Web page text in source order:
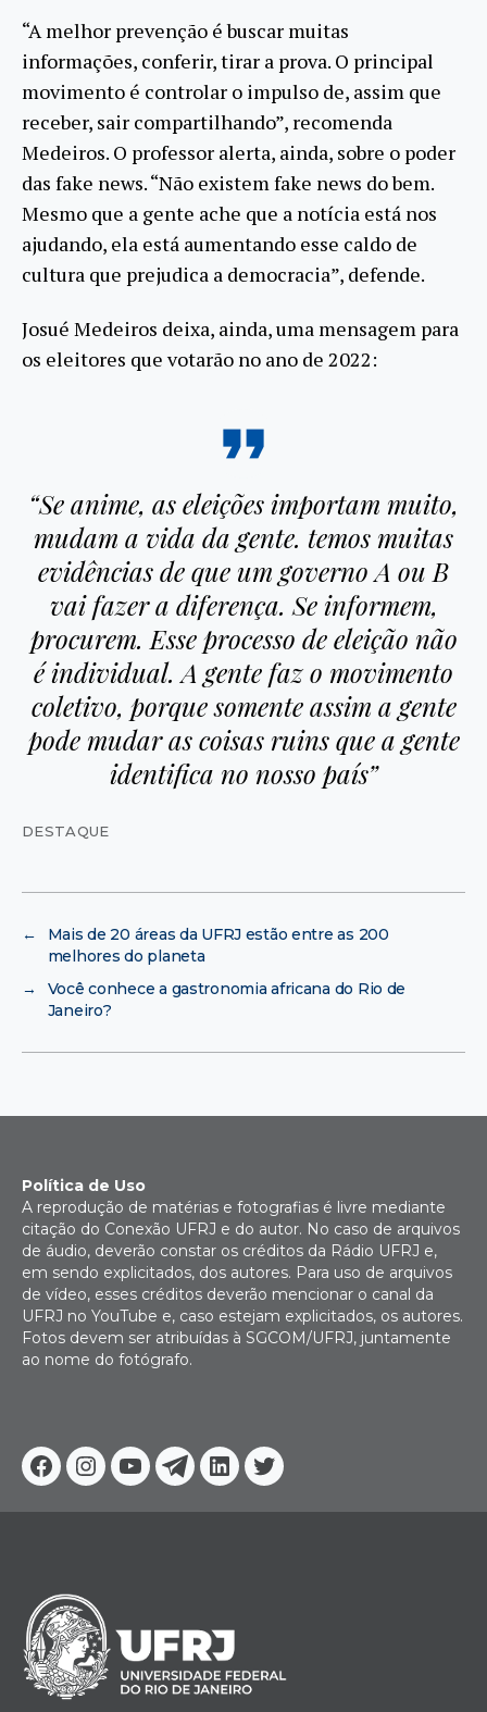
“A melhor prevenção é buscar muitas
informações, conferir, tirar a prova. O principal
movimento é controlar o impulso de, assim que
receber, sair compartilhando”, recomenda
Medeiros. O professor alerta, ainda, sobre o poder
das fake news. “Não existem fake news do bem.
Mesmo que a gente ache que a notícia está nos
ajudando, ela está aumentando esse caldo de
cultura que prejudica a democracia”, defende.
Josué Medeiros deixa, ainda, uma mensagem para
os eleitores que votarão no ano de 2022:
“Se anime, as eleições importam muito,
mudam a vida da gente. temos muitas
evidências de que um governo A ou B
vai fazer a diferença. Se informem,
procurem. Esse processo de eleição não
é individual. A gente faz o movimento
coletivo, porque somente assim a gente
pode mudar as coisas ruins que a gente
identifica no nosso país”
DESTAQUE
←
Mais de 20 áreas da UFRJ estão entre as 200
melhores do planeta
→
Você conhece a gastronomia africana do Rio de
Janeiro?
Facebook
Instagram
YoutubeTelegram
Linkedin
Twitter
Política de Uso
A reprodução de matérias e fotografias é livre mediante
citação do Conexão UFRJ e do autor. No caso de arquivos
de áudio, deverão constar os créditos da Rádio UFRJ e,
em sendo explicitados, dos autores. Para uso de arquivos
de vídeo, esses créditos deverão mencionar o canal da
UFRJ no YouTube e, caso estejam explicitados, os autores.
Fotos devem ser atribuídas à SGCOM/UFRJ, juntamente
ao nome do fotógrafo.